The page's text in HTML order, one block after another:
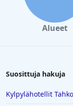
Runsaat ja
plussa, ja ne
Pysäköintialueen
hankala niille,
vanhojen patjojen
Alueet
Suosittuja hakuja
Kylpylähotellit